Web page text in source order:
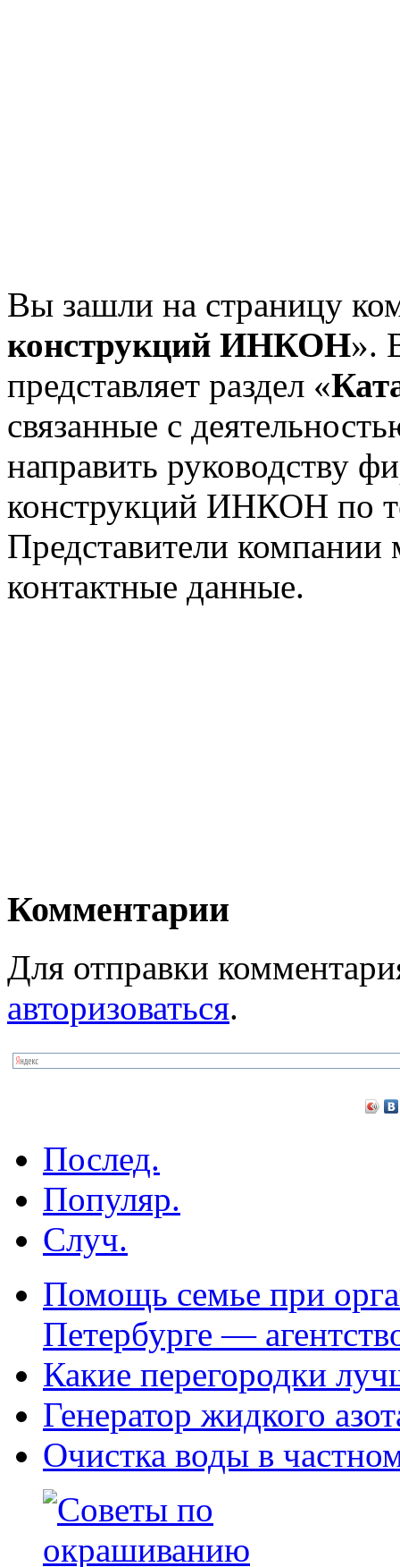
Вы зашли на страницу
конструкций ИНКОН».
представляет раздел «
связанные с
направить руководству
конструкций ИНКОН по
Представители
контактные данные.
Комментарии
Для отправки
авторизоваться.
Послед.
Популяр.
Случ.
Помощь семье при
Петербурге —
Какие перегородки
Генератор жидкого
Очистка воды в